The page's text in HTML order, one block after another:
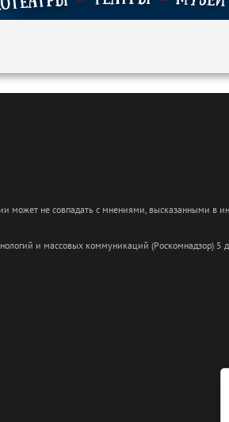
может не совпадать с мнениями, высказанными
и массовых коммуникаций